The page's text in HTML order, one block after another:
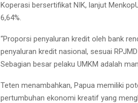
Koperasi bersertifikat NIK, lanjut
6,64%.
“Proporsi penyaluran kredit oleh bank
penyaluran kredit nasional, sesuai
Sebagian besar pelaku UMKM adalah
Teten menambahkan, Papua memiliki
pertumbuhan ekonomi kreatif yang